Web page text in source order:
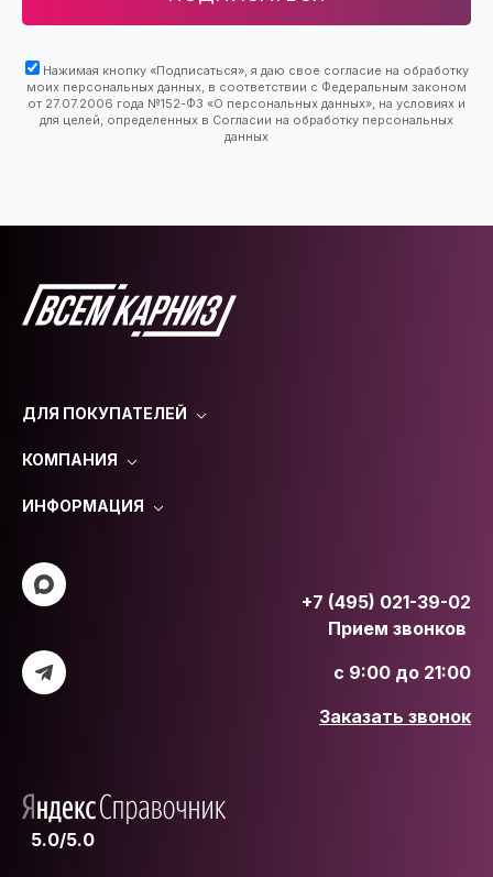
Нажимая кнопку «Подписаться», я даю свое согласие на обработку
моих персональных данных, в соответствии с Федеральным законом
от 27.07.2006 года №152-ФЗ «О персональных данных», на условиях и
для целей, определенных в Согласии на обработку персональных
данных
ДЛЯ ПОКУПАТЕЛЕЙ
КОМПАНИЯ
ИНФОРМАЦИЯ
+7 (495) 021-39-02
Прием звонков
с 9:00 до 21:00
Заказать звонок
5.0/5.0